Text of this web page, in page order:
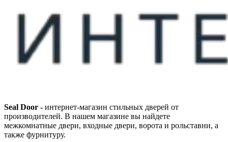
Seal Door - интернет-магазин стильных дверей от
производителей. В нашем магазине вы найдете
межкомнатные двери, входные двери, ворота и рольставни, а
также фурнитуру.